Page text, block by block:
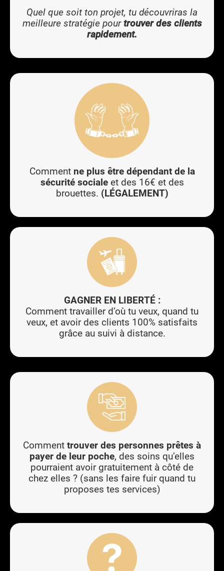
Quel que soit ton projet, tu découvriras la
meilleure stratégie pourtrouver des clients
rapidement.
Comment ne plus être dépendant de la
sécurité socialeet des 16€ et des
brouettes. (LÉGALEMENT)
GAGNER EN LIBERTÉ :
Comment travailler d’où tu veux, quand tu
veux, et avoir des clients 100% satisfaits
grâce au suivi à distance.
Comment trouver des personnes prêtes à
payer de leur poche, des soins qu’elles
pourraient avoir gratuitement à côté de
chez elles ? (sans les faire fuir quand tu
proposes tes services)